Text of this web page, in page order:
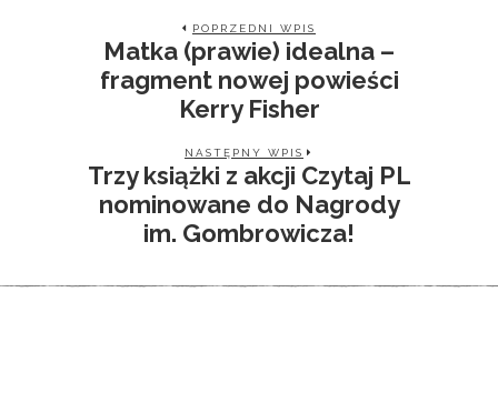
POPRZEDNI WPIS
Matka (prawie) idealna –
fragment nowej powieści
Kerry Fisher
NASTĘPNY WPIS
Trzy książki z akcji Czytaj PL
nominowane do Nagrody
im. Gombrowicza!